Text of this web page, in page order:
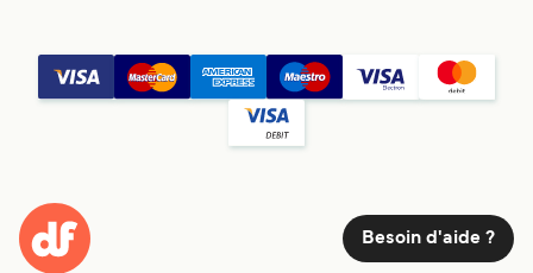
Besoin d'aide ?